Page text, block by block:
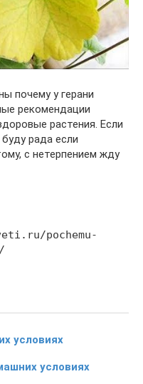
почему у герани
рекомендации
растения. Если
рада если
с нетерпением жду
pochemu-
условиях
условиях